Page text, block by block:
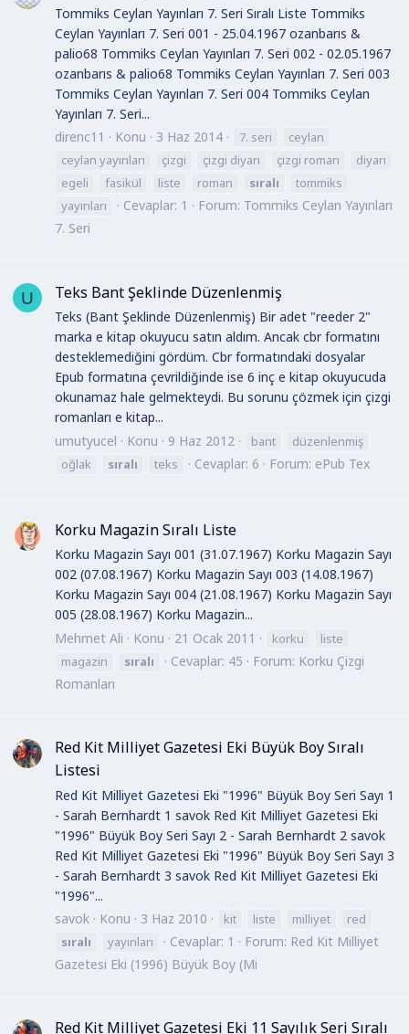
Tommiks Ceylan Yayınları 7. Seri Sıralı Liste Tommiks
Ceylan Yayınları 7. Seri 001 - 25.04.1967 ozanbarıs &
palio68 Tommiks Ceylan Yayınları 7. Seri 002 - 02.05.1967
ozanbarıs & palio68 Tommiks Ceylan Yayınları 7. Seri 003
Tommiks Ceylan Yayınları 7. Seri 004 Tommiks Ceylan
Yayınları 7. Seri...
direnc11
Konu 3 Haz 2014 7. seri
ceylan
ceylan yayınları
çizgi çizgi diyarı çizgi roman
diyarı
egeli
fasikül liste roman sıralı
tommiks
yayınları
Cevaplar: 1 Forum: Tommiks Ceylan Yayınları
7. Seri
U Teks Bant Şeklinde Düzenlenmiş
Teks (Bant Şeklinde Düzenlenmiş) Bir adet "reeder 2"
marka e kitap okuyucu satın aldım. Ancak cbr formatını
desteklemediğini gördüm. Cbr formatındaki dosyalar
Epub formatına çevrildiğinde ise 6 inç e kitap okuyucuda
okunamaz hale gelmekteydi. Bu sorunu çözmek için çizgi
romanları e kitap...
umutyucel
Konu 9 Haz 2012 bant
düzenlenmiş
oğlak
sıralı teks Cevaplar: 6 Forum: ePub Tex
Korku Magazin Sıralı Liste
Korku Magazin Sayı 001 (31.07.1967) Korku Magazin Sayı
002 (07.08.1967) Korku Magazin Sayı 003 (14.08.1967)
Korku Magazin Sayı 004 (21.08.1967) Korku Magazin Sayı
005 (28.08.1967) Korku Magazin...
Mehmet Ali
Konu 21 Ocak 2011 korku
liste
magazin
sıralı Cevaplar: 45 Forum: Korku Çizgi
Romanları
Red Kit Milliyet Gazetesi Eki Büyük Boy Sıralı
Listesi
Red Kit Milliyet Gazetesi Eki "1996" Büyük Boy Seri Sayı 1
- Sarah Bernhardt 1 savok Red Kit Milliyet Gazetesi Eki
"1996" Büyük Boy Seri Sayı 2 - Sarah Bernhardt 2 savok
Red Kit Milliyet Gazetesi Eki "1996" Büyük Boy Seri Sayı 3
- Sarah Bernhardt 3 savok Red Kit Milliyet Gazetesi Eki
"1996"...
savok
Konu 3 Haz 2010 kit liste milliyet
red
sıralı
yayınları Cevaplar: 1 Forum: Red Kit Milliyet
Gazetesi Eki (1996) Büyük Boy (Mi
Red Kit Milliyet Gazetesi Eki 11 Sayılık Seri Sıralı